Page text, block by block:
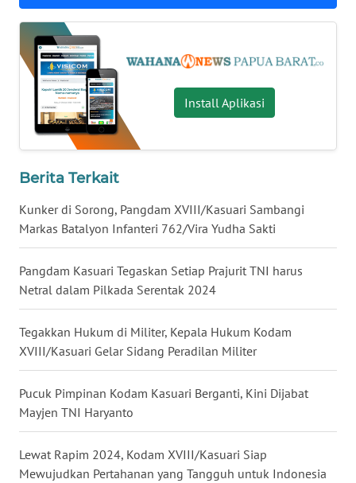
Install Aplikasi
Berita Terkait
Kunker di Sorong, Pangdam XVIII/Kasuari Sambangi
Markas Batalyon Infanteri 762/Vira Yudha Sakti
Pangdam Kasuari Tegaskan Setiap Prajurit TNI harus
Netral dalam Pilkada Serentak 2024
Tegakkan Hukum di Militer, Kepala Hukum Kodam
XVIII/Kasuari Gelar Sidang Peradilan Militer
Pucuk Pimpinan Kodam Kasuari Berganti, Kini Dijabat
Mayjen TNI Haryanto
Lewat Rapim 2024, Kodam XVIII/Kasuari Siap
Mewujudkan Pertahanan yang Tangguh untuk Indonesia
KALTARA
WN
KALSEL
WN
WN
SULSEL
GORONTALO
SULUT
MALUKU
MALUT